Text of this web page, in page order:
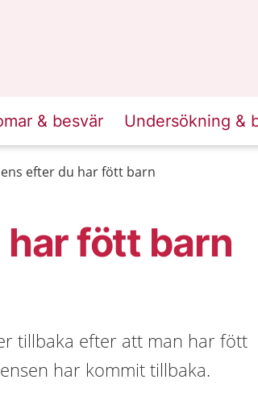
& besvär Undersökning &
efter du har fött barn
fött barn
tillbaka efter att man har fött
har kommit tillbaka.